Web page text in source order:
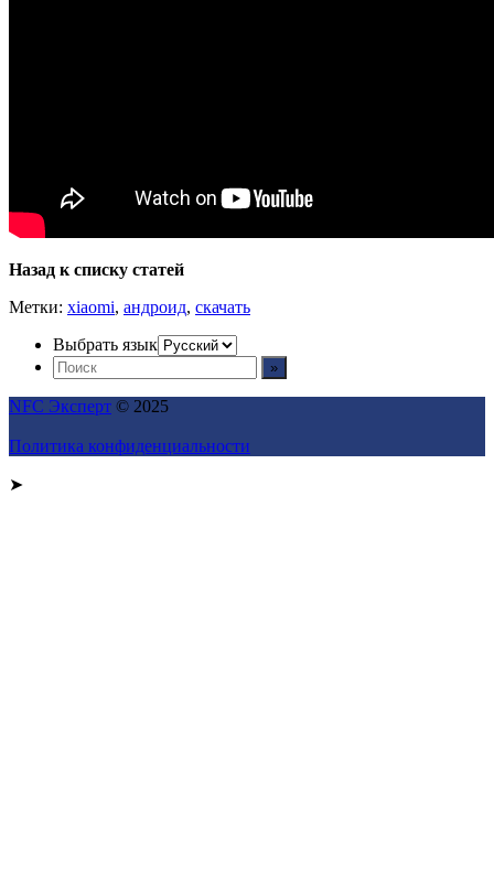
Назад к списку статей
Метки: xiaomi, андроид, скачать
Выбрать язык
NFC Эксперт © 2025
Политика конфиденциальности
➤